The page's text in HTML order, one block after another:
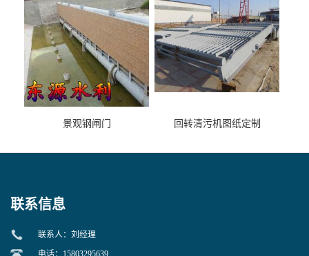
景观钢闸门 回转清污机图纸定制
联系信息
联系人：刘经理
电话：15803295639